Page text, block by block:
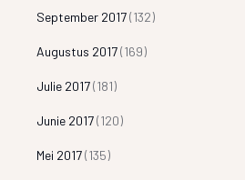
September 2017(132)
Augustus 2017(169)
Julie 2017(181)
Junie 2017(120)
Mei 2017(135)